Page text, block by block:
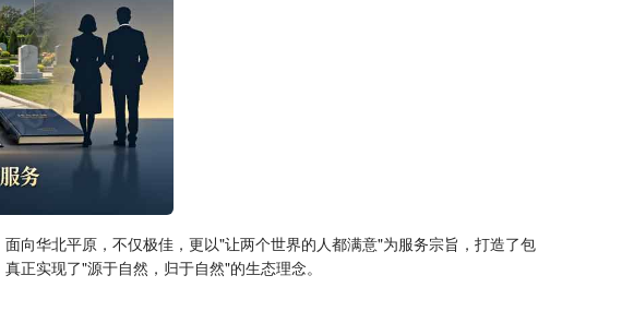
向华北平原，不仅极佳，更以"让两个世界的人都满意"为服务宗旨，打造了包
正实现了"源于自然，归于自然"的生态理念。